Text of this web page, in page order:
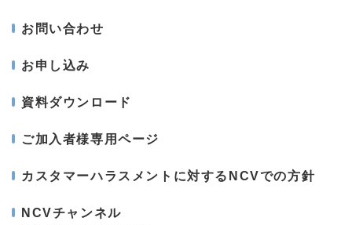
お問い合わせ
お申し込み
資料ダウンロード
ご加入者様専用ページ
カスタマーハラスメントに対するNCVでの方針
NCVチャンネル